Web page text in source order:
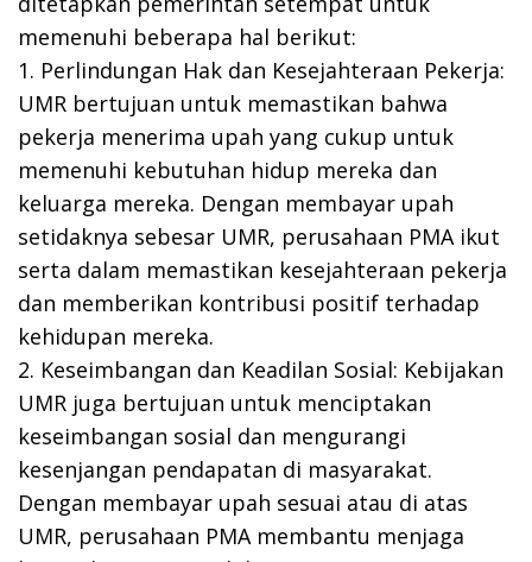
memenuhi beberapa hal berikut:
1. Perlindungan Hak dan Kesejahteraan Pekerja:
UMR bertujuan untuk memastikan bahwa
pekerja menerima upah yang cukup untuk
memenuhi kebutuhan hidup mereka dan
keluarga mereka. Dengan membayar upah
setidaknya sebesar UMR, perusahaan PMA ikut
serta dalam memastikan kesejahteraan pekerja
dan memberikan kontribusi positif terhadap
kehidupan mereka.
2. Keseimbangan dan Keadilan Sosial: Kebijakan
UMR juga bertujuan untuk menciptakan
keseimbangan sosial dan mengurangi
kesenjangan pendapatan di masyarakat.
Dengan membayar upah sesuai atau di atas
UMR, perusahaan PMA membantu menjaga